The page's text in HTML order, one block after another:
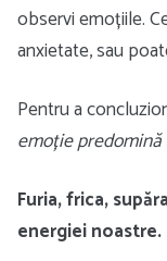
observi emoțiile.
anxietate, sau
Pentru a
emoție
Furia, frica,
energiei noastre.